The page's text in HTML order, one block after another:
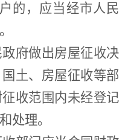
户的，应当经市人民
府做出房屋征收决
土、房屋征收等部
收范围内未经登记
处理。